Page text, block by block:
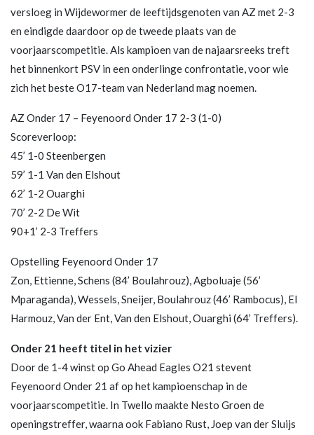
versloeg in Wijdewormer de leeftijdsgenoten van AZ met 2-3
en eindigde daardoor op de tweede plaats van de
voorjaarscompetitie. Als kampioen van de najaarsreeks treft
het binnenkort PSV in een onderlinge confrontatie, voor wie
zich het beste O17-team van Nederland mag noemen.
AZ Onder 17 – Feyenoord Onder 17 2-3 (1-0)
Scoreverloop:
45’ 1-0 Steenbergen
59’ 1-1 Van den Elshout
62’ 1-2 Ouarghi
70’ 2-2 De Wit
90+1’ 2-3 Treffers
Opstelling Feyenoord Onder 17
Zon, Ettienne, Schens (84’ Boulahrouz), Agboluaje (56’
Mparaganda), Wessels, Sneijer, Boulahrouz (46’ Rambocus), El
Harmouz, Van der Ent, Van den Elshout, Ouarghi (64’ Treffers).
Onder 21 heeft titel in het vizier
Door de 1-4 winst op Go Ahead Eagles O21 stevent
Feyenoord Onder 21 af op het kampioenschap in de
voorjaarscompetitie. In Twello maakte Nesto Groen de
openingstreffer, waarna ook Fabiano Rust, Joep van der Sluijs